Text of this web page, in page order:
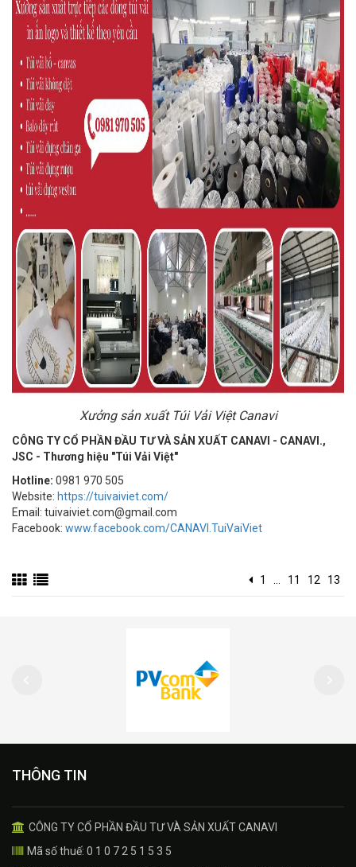
Xưởng sản xuất Túi Vải Việt Canavi
CÔNG TY CỔ PHẦN ĐẦU TƯ VÀ SẢN XUẤT CANAVI - CANAVI.,
JSC - Thương hiệu "Túi Vải Việt"
Hotline: 0981 970 505
Website: https://tuivaiviet.com/
Email: tuivaiviet.com@gmail.com
Facebook: www.facebook.com/CANAVI.TuiVaiViet
1 11 12 13
THÔNG TIN
CÔNG TY CỔ PHẦN ĐẦU TƯ VÀ SẢN XUẤT CANAVI
Mã số thuế: 0 1 0 7 2 5 1 5 3 5